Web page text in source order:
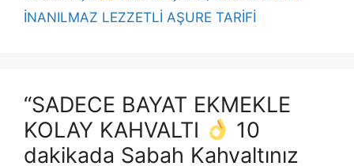
İNANILMAZ LEZZETLİ AŞURE TARİFİ
“SADECE BAYAT EKMEKLE
KOLAY KAHVALTI
10
dakikada Sabah Kahvaltınız